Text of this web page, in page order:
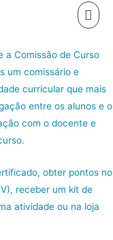
a Comissão de Curso
um comissário e
curricular que mais
entre os alunos e o
com o docente e
obter pontos no
receber um kit de
atividade ou na loja